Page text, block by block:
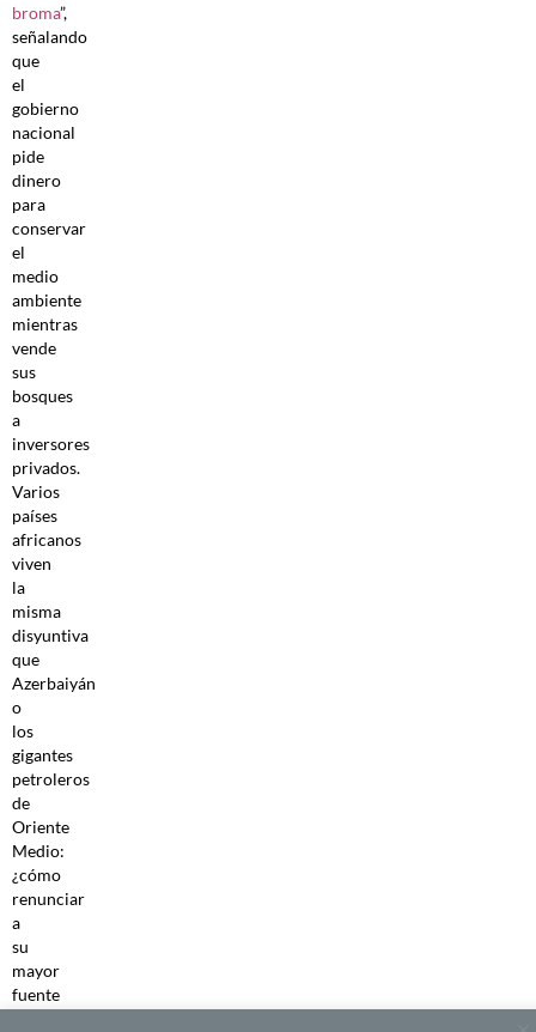
broma”,
señalando
que
el
gobierno
nacional
pide
dinero
para
conservar
el
medio
ambiente
mientras
vende
sus
bosques
a
inversores
privados.
Varios
países
africanos
viven
la
misma
disyuntiva
que
Azerbaiyán
o
los
gigantes
petroleros
de
Oriente
Medio:
¿cómo
renunciar
a
su
mayor
fuente